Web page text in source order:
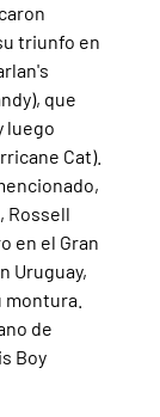
triunfo en
que
luego
Cat).
Rossell
en el Gran
Uruguay,
montura.
de
Boy